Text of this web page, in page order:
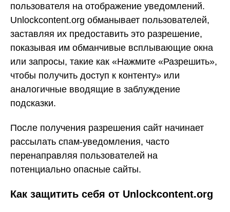
пользователя на отображение уведомлений.
Unlockcontent.org обманывает пользователей,
заставляя их предоставить это разрешение,
показывая им обманчивые всплывающие окна
или запросы, такие как «Нажмите «Разрешить»,
чтобы получить доступ к контенту» или
аналогичные вводящие в заблуждение
подсказки.
После получения разрешения сайт начинает
рассылать спам-уведомления, часто
перенаправляя пользователей на
потенциально опасные сайты.
Как защитить себя от Unlockcontent.org